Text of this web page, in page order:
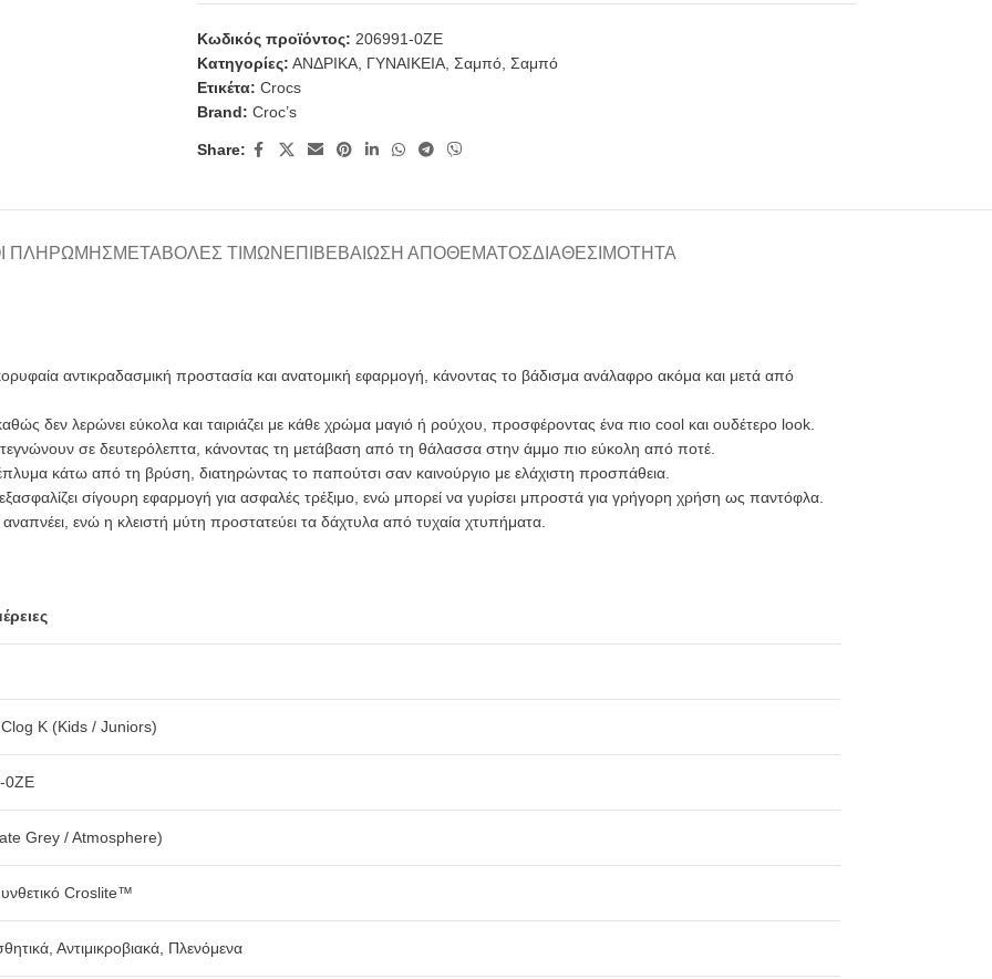
Κωδικός προϊόντος: 206991-0ZE
Κατηγορίες: ΑΝΔΡΙΚΑ, ΓΥΝΑΙΚΕΙΑ, Σαμπό, Σαμπό
Ετικέτα: Crocs
Brand: Croc’s
Share:
ΠΛΗΡΩΜΉΣΜΕΤΑΒΟΛΈΣ ΤΙΜΏΝ ΕΠΙΒΕΒΑΊΩΣΗ ΑΠΟΘΈΜΑΤΟΣΔΙΑΘΕΣΙΜΌΤΗΤΑ
αντικραδασμική προστασία και ανατομική εφαρμογή, κάνοντας το βάδισμα ανάλαφρο ακόμα και μετά από
δεν λερώνει εύκολα και ταιριάζει με κάθε χρώμα μαγιό ή ρούχου, προσφέροντας ένα πιο cool και ουδέτερο look.
σε δευτερόλεπτα, κάνοντας τη μετάβαση από τη θάλασσα στην άμμο πιο εύκολη από ποτέ.
κάτω από τη βρύση, διατηρώντας το παπούτσι σαν καινούργιο με ελάχιστη προσπάθεια.
σίγουρη εφαρμογή για ασφαλές τρέξιμο, ενώ μπορεί να γυρίσει μπροστά για γρήγορη χρήση ως παντόφλα.
ενώ η κλειστή μύτη προστατεύει τα δάχτυλα από τυχαία χτυπήματα.
K (Kids / Juniors)
0ZE
Grey / Atmosphere)
Croslite™
Αντιμικροβιακά, Πλενόμενα